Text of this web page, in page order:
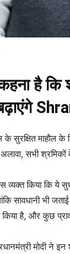
है
के सुरक्षित माहौल के
सभी श्रमिकों
व्यक्त किया कि ये
सावधानी भी
है, और कुछ
मोदी ने